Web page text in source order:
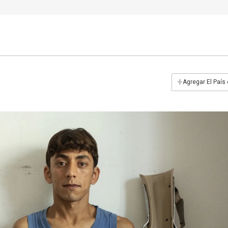
+Agregar El País